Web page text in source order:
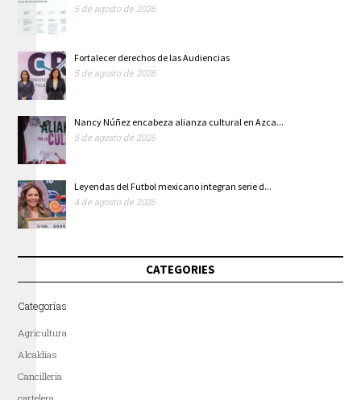
5 de agosto de 2026
Fortalecer derechos de las Audiencias
5 de agosto de 2026
Nancy Núñez encabeza alianza cultural en Azca...
5 de agosto de 2026
Leyendas del Futbol mexicano integran serie d...
4 de agosto de 2026
CATEGORIES
Categorías
Agricultura
Alcaldías
Cancillería